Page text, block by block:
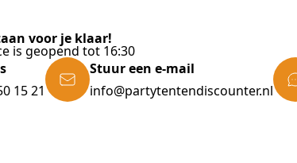
voor je klaar!
is geopend tot 16:30
15 21
Stuur een e-mail
info@partytentendiscounter.nl